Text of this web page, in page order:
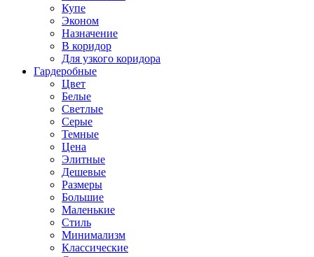
Купе
Эконом
Назначение
В коридор
Для узкого коридора
Гардеробные
Цвет
Белые
Светлые
Серые
Темные
Цена
Элитные
Дешевые
Размеры
Большие
Маленькие
Стиль
Минимализм
Классические